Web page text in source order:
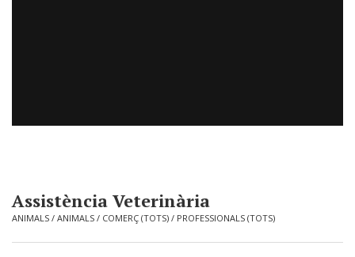
Assistència Veterinària
ANIMALS / ANIMALS / COMERÇ (TOTS) / PROFESSIONALS (TOTS)